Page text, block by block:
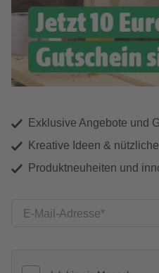
Exklusive Angebote und
Kreative Ideen &
Produktneuheiten und
E-Mail-Adresse